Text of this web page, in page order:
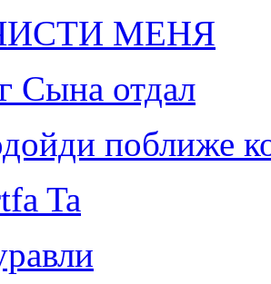
МЕНЯ
Сына отдал
поближе
Ta